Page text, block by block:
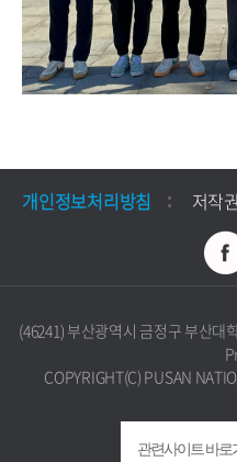
개인정보처리방침 저작
(46241) 부산광역시 금정구 부산
COPYRIGHT(C) PUSAN